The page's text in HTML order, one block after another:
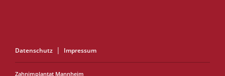
Datenschutz Impressum
Zahnimplantat Mannheim